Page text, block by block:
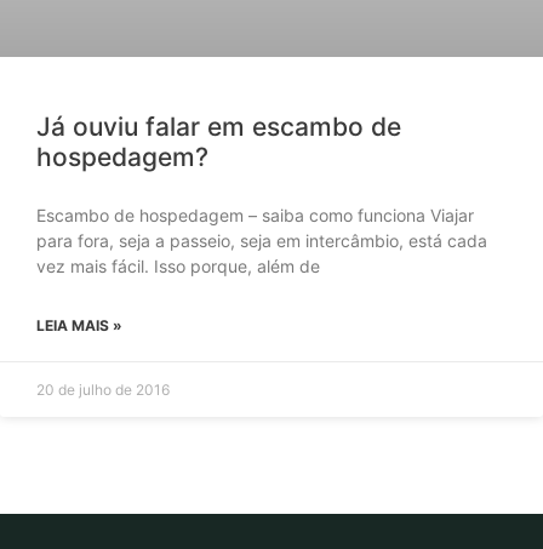
Já ouviu falar em escambo de
hospedagem?
Escambo de hospedagem – saiba como funciona Viajar
para fora, seja a passeio, seja em intercâmbio, está cada
vez mais fácil. Isso porque, além de
LEIA MAIS »
20 de julho de 2016